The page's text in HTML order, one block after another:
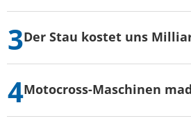
Der Stau kostet uns
Motocross-Maschinen